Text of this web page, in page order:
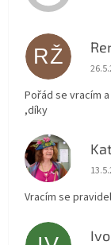
RŽ
Pořád se vracím
,díky
KV
Vracím se